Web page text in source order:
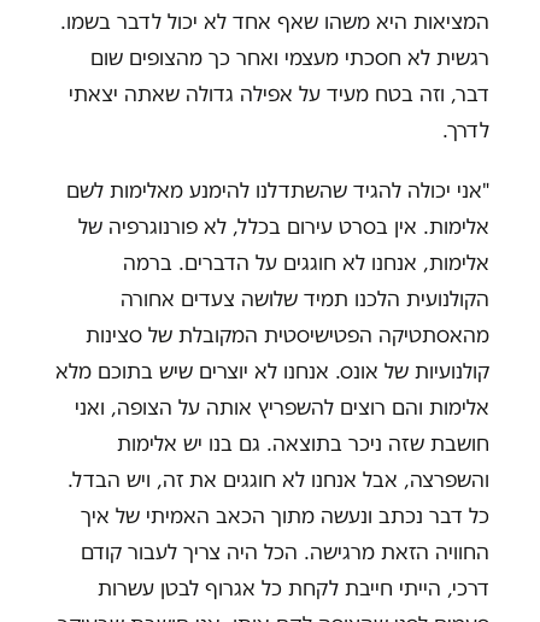
המציאות היא משהו שאף אחד לא יכול לדבר בשמו.
רגשית לא חסכתי מעצמי ואחר כך מהצופים שום
דבר, וזה בטח מעיד על אפילה גדולה שאתה יצאתי
לדרך.
"אני יכולה להגיד שהשתדלנו להימנע מאלימות לשם
אלימות. אין בסרט עירום בכלל, לא פורנוגרפיה של
אלימות, אנחנו לא חוגגים על הדברים. ברמה
הקולנועית הלכנו תמיד שלושה צעדים אחורה
מהאסתטיקה הפטישיסטית המקובלת של סצינות
קולנועיות של אונס. אנחנו לא יוצרים שיש בתוכם מלא
אלימות והם רוצים להשפריץ אותה על הצופה, ואני
חושבת שזה ניכר בתוצאה. גם בנו יש אלימות
והשפרצה, אבל אנחנו לא חוגגים את זה, ויש הבדל.
כל דבר נכתב ונעשה מתוך הכאב האמיתי של איך
החוויה הזאת מרגישה. הכל היה צריך לעבור קודם
דרכי, הייתי חייבת לקחת כל אגרוף לבטן עשרות